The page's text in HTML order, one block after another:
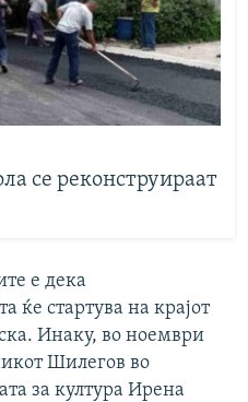
се реконструираат
е дека
ќе стартува на крајот
Инаку, во ноември
Шилегов во
за култура Ирена